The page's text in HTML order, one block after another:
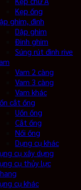
Kẹp ống
ghim, đinh
Dập ghim
Đinh ghim
Súng rút đinh rive
Vam 2 càng
Vam 3 càng
Vam khác
cắt ống
Uốn ống
Cắt ống
Nối ống
Dụng cụ khác
cụ xây dựng
cụ thủy lực
cụ khác